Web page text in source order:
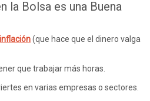
la Bolsa es una Buena
(que hace que el dinero valga
que trabajar más horas.
en varias empresas o sectores.